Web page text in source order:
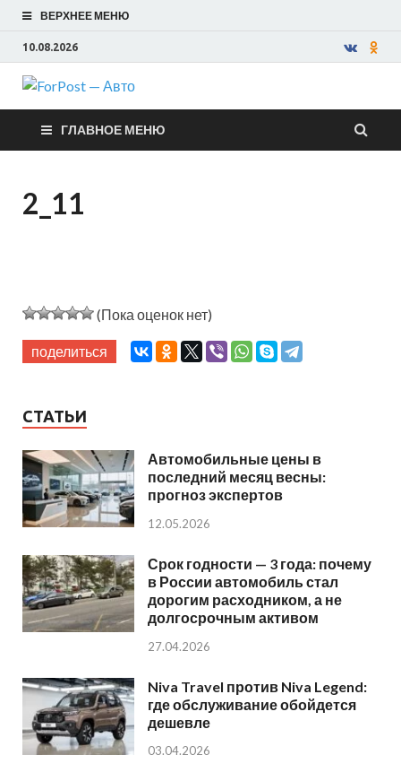
ВЕРХНЕЕ МЕНЮ
10.08.2026
ForPost —
Авто
ГЛАВНОЕ МЕНЮ
2_11
(Пока оценок нет)
поделиться
СТАТЬИ
Автомобильные цены в
последний месяц весны:
прогноз экспертов
12.05.2026
Срок годности — 3 года: почему
в России автомобиль стал
дорогим расходником, а не
долгосрочным активом
27.04.2026
Niva Travel против Niva Legend:
где обслуживание обойдется
дешевле
03.04.2026